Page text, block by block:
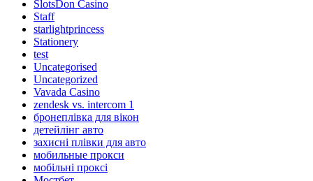
SlotsDon Casino
Staff
starlightprincess
Stationery
test
Uncategorised
Uncategorized
Vavada Casino
zendesk vs. intercom 1
бронеплівка для вікон
детейлінг авто
захисні плівки для авто
мобильные прокси
мобільні проксі